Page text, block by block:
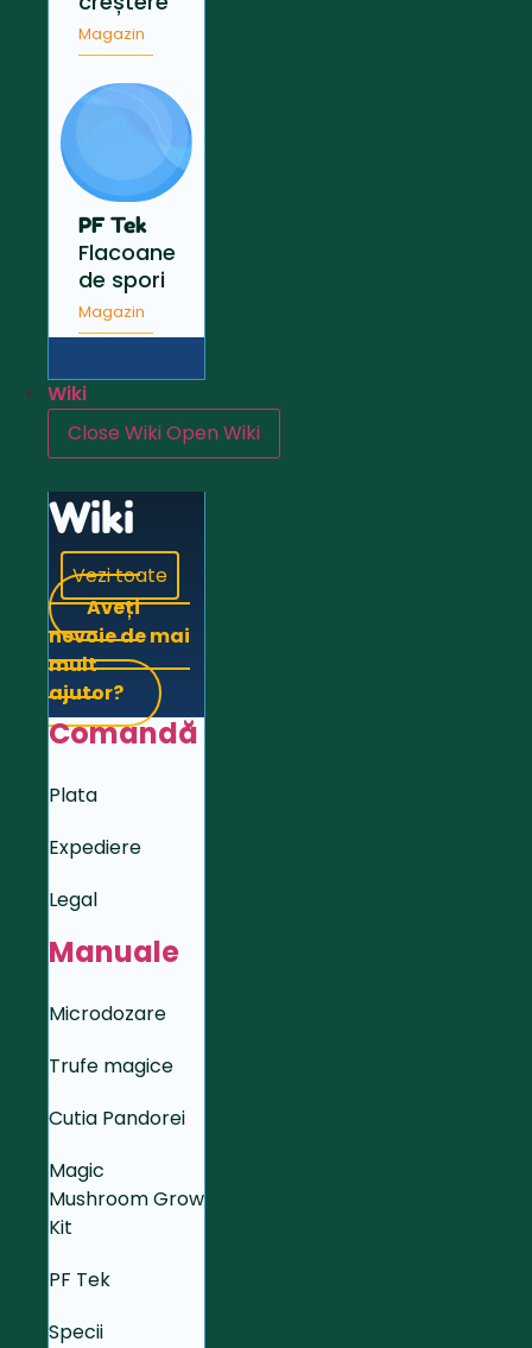
Magazin
PF Tek
Flacoane
de spori
Magazin
Wiki
Close WikiOpen Wiki
Wiki
Vezi toate
Aveți
nevoie de mai
mult
ajutor?
Comandă
Plata
Expediere
Legal
Manuale
Microdozare
Trufe magice
Cutia Pandorei
Magic
Mushroom Grow
Kit
PF Tek
Specii